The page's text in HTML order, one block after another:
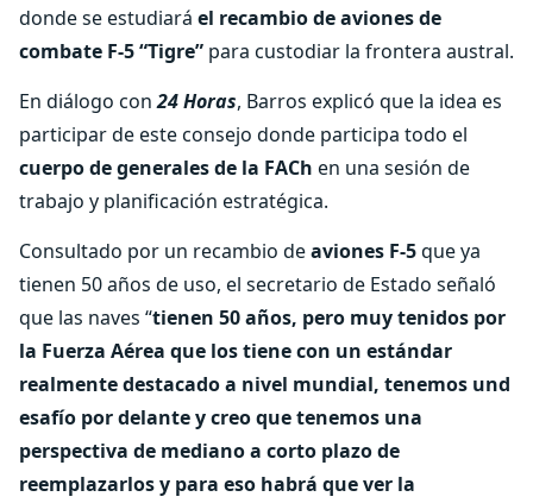
donde se estudiará el recambio de aviones de
combate F-5 “Tigre” para custodiar la frontera austral.
En diálogo con24 Horas, Barros explicó que la idea es
participar de este consejo donde participa todo el
cuerpo de generales de la FACh en una sesión de
trabajo y planificación estratégica.
Consultado por un recambio deaviones F-5que ya
tienen 50 años de uso, el secretario de Estado señaló
que las naves “tienen 50 años, pero muy tenidos por
la Fuerza Aérea que los tiene con un estándar
realmente destacado a nivel mundial, tenemos und
esafío por delante y creo que tenemos una
perspectiva de mediano a corto plazo de
reemplazarlos y para eso habrá que ver la